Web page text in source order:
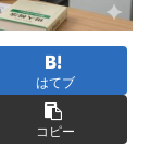
はてブ
コピー